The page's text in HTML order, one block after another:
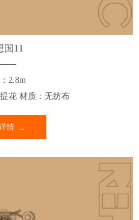
国11
2.8m
花 材质：无纺布
情